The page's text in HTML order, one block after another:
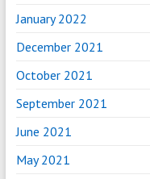
January 2022
December 2021
October 2021
September 2021
June 2021
May 2021